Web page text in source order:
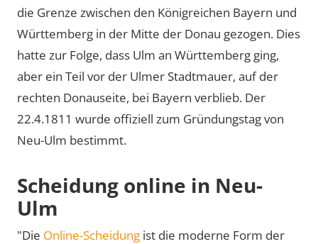
die Grenze zwischen den Königreichen Bayern und
Württemberg in der Mitte der Donau gezogen. Dies
hatte zur Folge, dass Ulm an Württemberg ging,
aber ein Teil vor der Ulmer Stadtmauer, auf der
rechten Donauseite, bei Bayern verblieb. Der
22.4.1811 wurde offiziell zum Gründungstag von
Neu-Ulm bestimmt.
Scheidung online in Neu-
Ulm
"Die Online-Scheidung ist die moderne Form der